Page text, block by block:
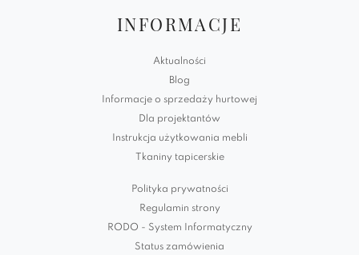
INFORMACJE
Aktualności
Blog
Informacje o sprzedaży hurtowej
Dla projektantów
Instrukcja użytkowania mebli
Tkaniny tapicerskie
Polityka prywatności
Regulamin strony
RODO - System Informatyczny
Status zamówienia